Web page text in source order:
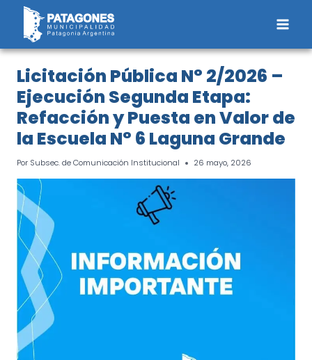
Saltar
contenido
Licitación Pública N° 2/2026 –
Ejecución Segunda Etapa:
Refacción y Puesta en Valor de
la Escuela N° 6 Laguna Grande
Por Subsec. de Comunicación Institucional 26 mayo, 2026